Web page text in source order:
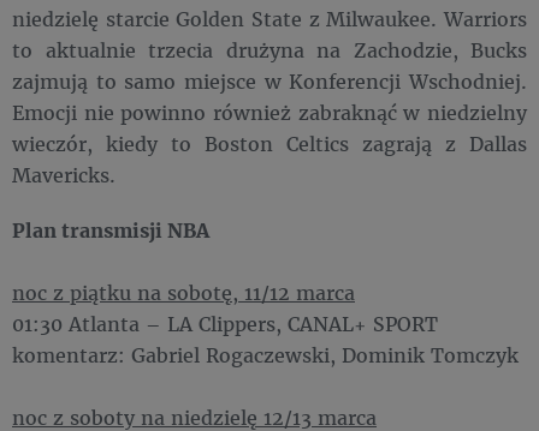
niedzielę starcie Golden State z Milwaukee. Warriors
to aktualnie trzecia drużyna na Zachodzie, Bucks
zajmują to samo miejsce w Konferencji Wschodniej.
Emocji nie powinno również zabraknąć w niedzielny
wieczór, kiedy to Boston Celtics zagrają z Dallas
Mavericks.
Plan transmisji NBA
noc z piątku na sobotę, 11/12 marca
01:30 Atlanta – LA Clippers, CANAL+ SPORT
komentarz: Gabriel Rogaczewski, Dominik Tomczyk
noc z soboty na niedzielę 12/13 marca